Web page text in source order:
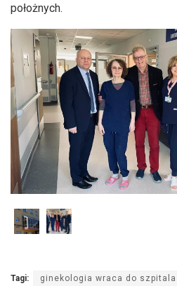
położnych.
Tagi: ginekologia wraca do szpitala